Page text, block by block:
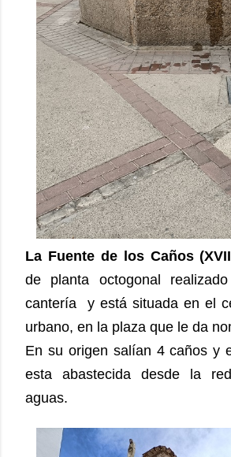
La Fuente de los Caños
de planta octogonal
cantería y está situada en el
urbano, en la plaza que le da
En su origen salían 4 caños y
esta abastecida desde la
aguas.